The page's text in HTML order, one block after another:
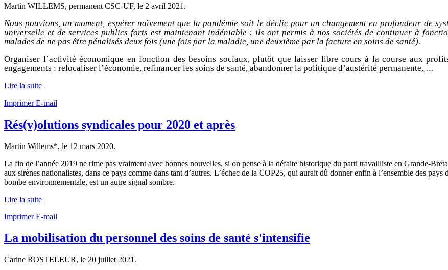
Martin WILLEMS, permanent CSC-UF, le 2 avril 2021 .
Nous pouvions, un moment, espérer naïvement que la pandémie soit le déclic pour un changement en profondeur de
universelle et de services publics forts est maintenant indéniable : ils ont permis à nos sociétés de continuer à
malades de ne pas être pénalisés deux fois (une fois par la maladie, une deuxième par la facture en soins de santé).
Organiser l’activité économique en fonction des besoins sociaux, plutôt que laisser libre cours à la course aux
engagements : relocaliser l’économie, refinancer les soins de santé, abandonner la politique d’austérité permanente, …
Lire la suite
ImprimerE-mail
Rés(v)olutions syndicales pour 2020 et après
Martin Willems*, le 12 mars 2020.
La fin de l’année 2019 ne rime pas vraiment avec bonnes nouvelles, si on pense à la défaite historique du parti travailliste en Grande-
aux sirènes nationalistes, dans ce pays comme dans tant d’autres. L’échec de la COP25, qui aurait dû donner enfin à l’ensemble des
bombe environnementale, est un autre signal sombre.
Lire la suite
ImprimerE-mail
La mobilisation du personnel des soins de santé s'intensifie
Carine ROSTELEUR, le 20 juillet 2021 .